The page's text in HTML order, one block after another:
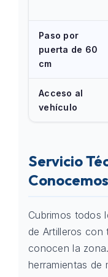
Paso por
puerta de 60
cm
Acceso al
vehículo
Servicio
Cubrimos todos
de Artilleros con
conocen la
herramientas de